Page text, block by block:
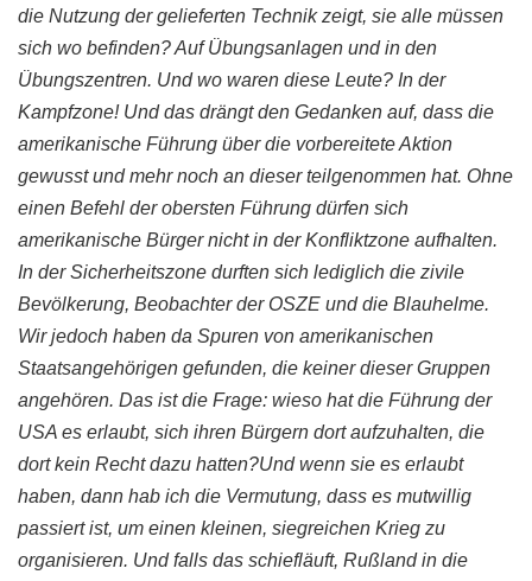
die Nutzung der gelieferten Technik zeigt, sie alle müssen
sich wo befinden? Auf Übungsanlagen und in den
Übungszentren. Und wo waren diese Leute? In der
Kampfzone! Und das drängt den Gedanken auf, dass die
amerikanische Führung über die vorbereitete Aktion
gewusst und mehr noch an dieser teilgenommen hat. Ohne
einen Befehl der obersten Führung dürfen sich
amerikanische Bürger nicht in der Konfliktzone aufhalten.
In derSicherheitszone durften sich lediglich die zivile
Bevölkerung, Beobachter der OSZE und die Blauhelme.
Wir jedoch haben da Spuren von amerikanischen
Staatsangehörigen gefunden, die keiner dieser Gruppen
angehören. Das ist die Frage: wieso hat die Führung der
USA es erlaubt, sich ihren Bürgern dort aufzuhalten, die
dort kein Recht dazu hatten?Und wenn sie es erlaubt
haben, dann hab ich die Vermutung, dass es mutwillig
passiert ist, um einen kleinen, siegreichen Krieg zu
organisieren. Und falls das schiefläuft, Rußland in die